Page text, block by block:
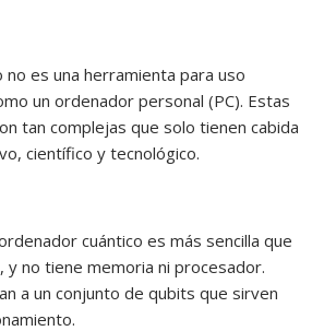
no es una herramienta para uso
un ordenador personal (PC). Estas
tan complejas que solo tienen cabida
científico y tecnológico.
cuántico es más sencilla que
y no tiene memoria ni procesador.
a un conjunto de qubits que sirven